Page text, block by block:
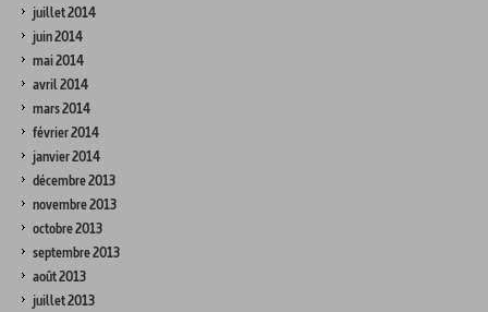
juillet 2014
juin 2014
mai 2014
avril 2014
mars 2014
février 2014
janvier 2014
décembre 2013
novembre 2013
octobre 2013
septembre 2013
août 2013
juillet 2013